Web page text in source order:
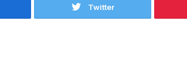
Twitter